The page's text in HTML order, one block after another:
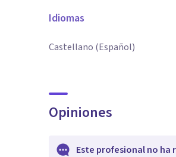
Idiomas
Castellano (Español)
Opiniones
Este profesional no